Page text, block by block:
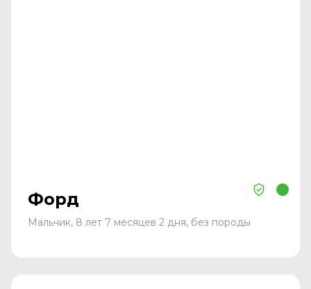
Форд
Мальчик, 8 лет 7 месяцев 2 дня, без породы